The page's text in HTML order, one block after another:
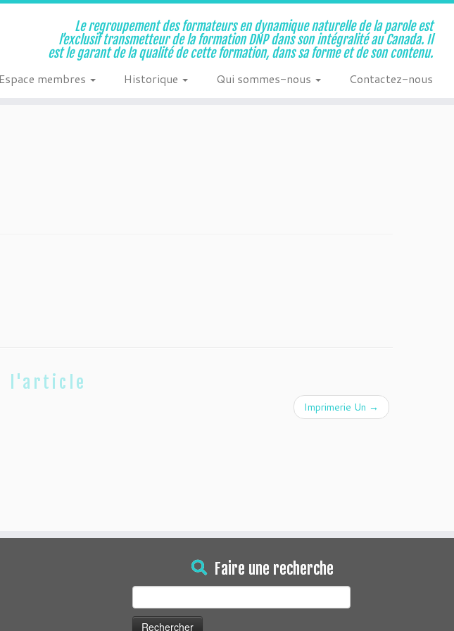
Le regroupement des formateurs en dynamique naturelle de la parole est
l’exclusif transmetteur de la formation DNP dans son intégralité au Canada. Il
est le garant de la qualité de cette formation, dans sa forme et de son contenu.
Espace membres Historique Qui sommes-nous Contactez-nous
l'article
Imprimerie Un →
Faire une recherche